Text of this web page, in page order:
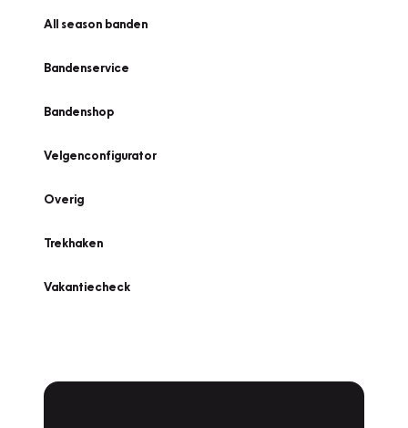
All season banden
Bandenservice
Bandenshop
Velgenconfigurator
Overig
Trekhaken
Vakantiecheck